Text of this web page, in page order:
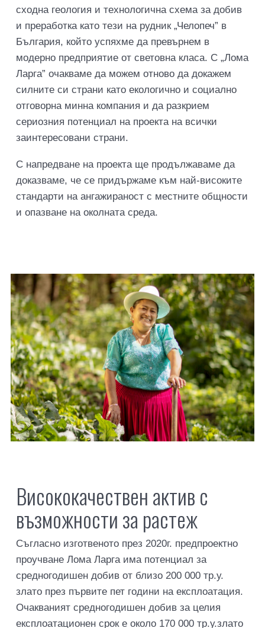
сходна геология и технологична схема за добив
и преработка като тези на рудник „Челопеч” в
България, който успяхме да превърнем в
модерно предприятие от световна класа. С „Лома
Ларга” очакваме да можем отново да докажем
силните си страни като екологично и социално
отговорна минна компания и да разкрием
сериозния потенциал на проекта на всички
заинтересовани страни.
С напредване на проекта ще продължаваме да
доказваме, че се придържаме към най-високите
стандарти на ангажираност с местните общности
и опазване на околната среда.
Висококачествен актив с
възможности за растеж
Съгласно изготвеното през 2020г. предпроектно
проучване Лома Ларга има потенциал за
средногодишен добив от близо 200 000 тр.у.
злато през първите пет години на експлоатация.
Очакваният средногодишен добив за целия
експлоатационен срок е около 170 000 тр.у.злато